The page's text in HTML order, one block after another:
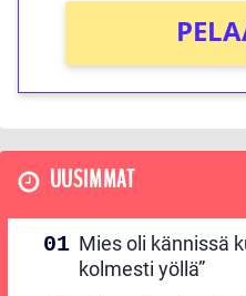
UUSIMMAT
Mies oli kännissä
kolmesti yöllä”